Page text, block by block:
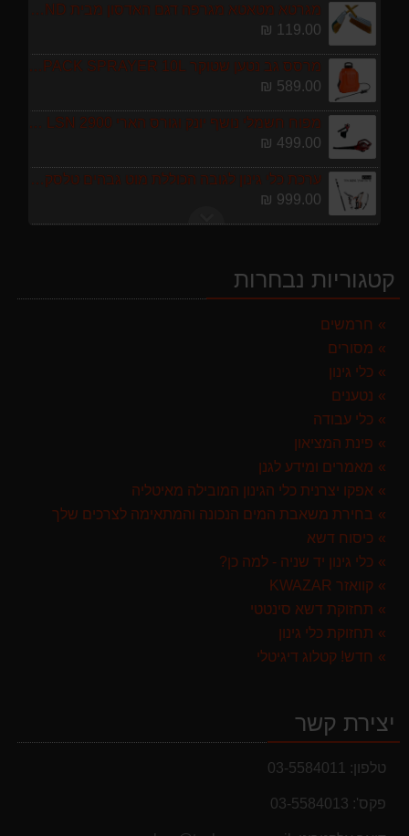
מגרטא מטאטא מגרפה דגם האדסון מבית GARLAND ספרד
119.00 ₪
מרסס גב נטען שטוקר STOCKER BACKPACK SPRAYER 10L איטליה
589.00 ₪
מפוח חשמלי נושף יונק וגורס הארי HARRY LSN 2900
499.00 ₪
ערכת כלי גינון לגובה הכוללת מוט גבהים טלסקופי 5 מטר, מסור, תוכי ומספרי גבהים גדר חי גרלנד GARLAND באנדל האדסון
999.00 ₪
589.00 ₪
499.00 ₪
999.00 ₪
קטגוריות נבחרות
חרמשים
מסורים
כלי גינון
נטענים
כלי עבודה
פינת המציאון
מאמרים ומידע לגנן
אפקו יצרנית כלי הגינון המובילה מאיטליה
בחירת משאבת המים הנכונה והמתאימה לצרכים שלך
כיסוח דשא
כלי גינון יד שניה - למה כן?
קוואזר KWAZAR
תחזוקת דשא סינטטי
תחזוקת כלי גינון
חדש! קטלוג דיגיטלי
יצירת קשר
טלפון: 03-5584011
פקס': 03-5584013